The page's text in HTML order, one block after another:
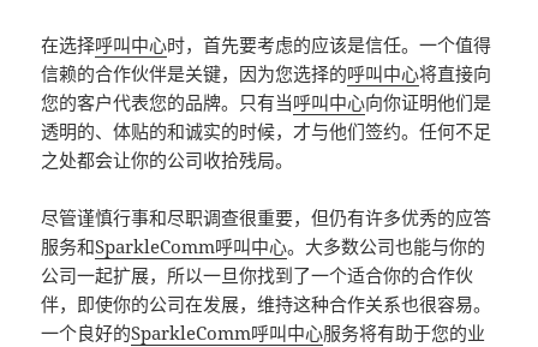
在选择呼叫中心时，首先要考虑的应该是信任。一个值得
信赖的合作伙伴是关键，因为您选择的呼叫中心将直接向
您的客户代表您的品牌。只有当呼叫中心向你证明他们是
透明的、体贴的和诚实的时候，才与他们签约。任何不足
之处都会让你的公司收拾残局。
尽管谨慎行事和尽职调查很重要，但仍有许多优秀的应答
服务和SparkleComm呼叫中心。大多数公司也能与你的
公司一起扩展，所以一旦你找到了一个适合你的合作伙
伴，即使你的公司在发展，维持这种合作关系也很容易。
一个良好的SparkleComm呼叫中心服务将有助于您的业